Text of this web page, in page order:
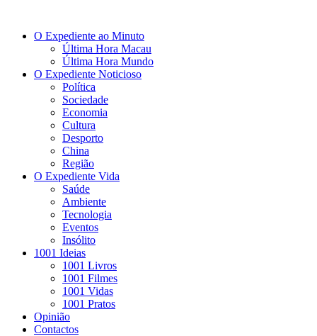
O Expediente ao Minuto
Última Hora Macau
Última Hora Mundo
O Expediente Noticioso
Política
Sociedade
Economia
Cultura
Desporto
China
Região
O Expediente Vida
Saúde
Ambiente
Tecnologia
Eventos
Insólito
1001 Ideias
1001 Livros
1001 Filmes
1001 Vidas
1001 Pratos
Opinião
Contactos